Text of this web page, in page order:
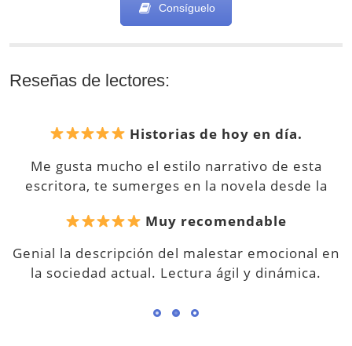
Consíguelo
Reseñas de lectores:
Muy recomendable
Genial la descripción del malestar emocional en
la sociedad actual. Lectura ágil y dinámica.
Usuario Amazon